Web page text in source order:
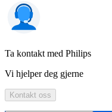
Ta kontakt med Philips
Vi hjelper deg gjerne
Kontakt oss